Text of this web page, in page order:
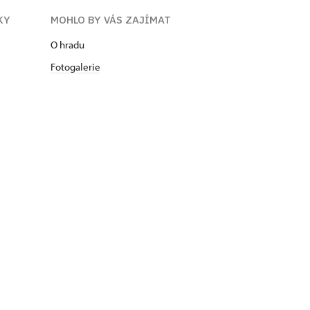
MOHLO BY VÁS ZAJÍMAT
O hradu
Fotogalerie